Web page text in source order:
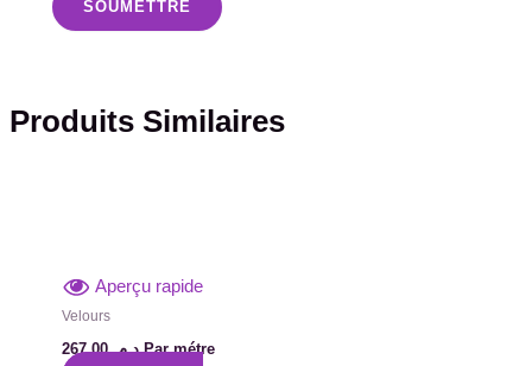
Produits Similaires
Aperçu rapide
Velours
د.م.267,00
Par métre